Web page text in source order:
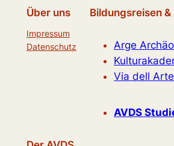
Über uns
Impressum
Datenschutz
Bildungsreisen
Arge
Via dell Arte
AVDS